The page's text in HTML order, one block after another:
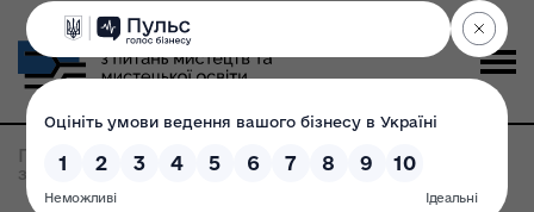
Головна Всі новини >
Список претендентів на
здобуття премії імені Олеся Гончара